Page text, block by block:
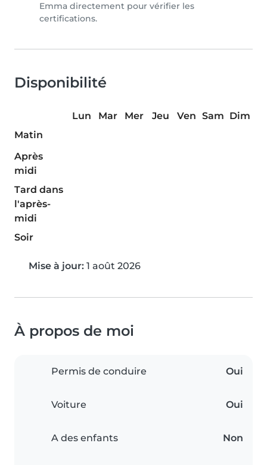
Emma directement pour vérifier les
certifications.
Disponibilité
Lun Mar Mer Jeu Ven Sam Dim
Matin
Après
midi
Tard dans
l'après-
midi
Soir
Mise à jour: 1 août 2026
À propos de moi
Permis de conduire Oui
Voiture Oui
A des enfants Non